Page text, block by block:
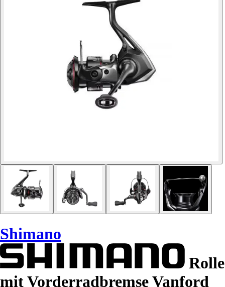
Shimano
Rolle
mit Vorderradbremse Vanford